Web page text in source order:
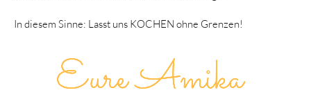
In diesem Sinne: Lasst uns KOCHEN ohne Grenzen!